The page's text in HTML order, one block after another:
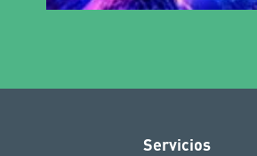
Servicios